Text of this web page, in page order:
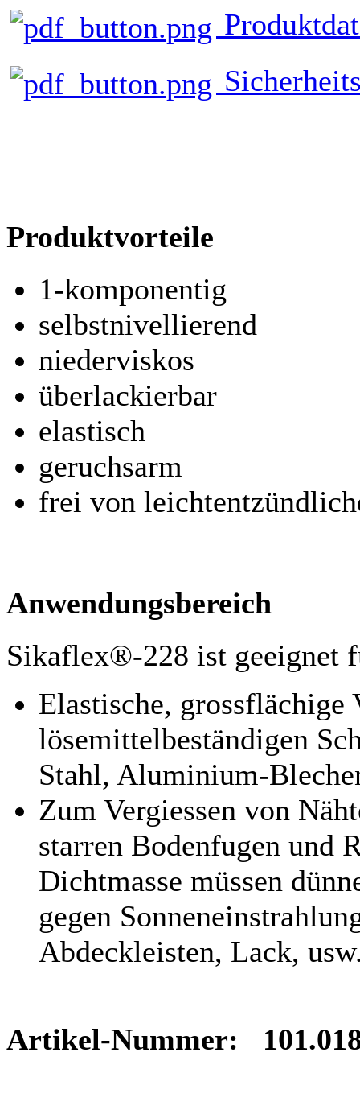
Produktvorteile
1-komponentig
selbstnivellierend
niederviskos
überlackierbar
elastisch
geruchsarm
frei von
Anwendungsbereich
Sikaflex®-228 ist geeignet
Elastische, grossflächige
lösemittelbeständigen
Stahl, Aluminium-
Zum Vergiessen von
starren Bodenfugen und
Dichtmasse müssen
gegen
Abdeckleisten, Lack,
Artikel-Nummer: